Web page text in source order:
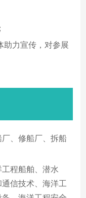
助力宣传，对参展
厂、修船厂、拆船
程船舶、潜水
信技术、海洋工